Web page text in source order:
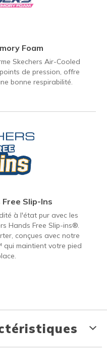
Foam
Skechers Air-Cooled
de pression, offre
bonne respirabilité.
Slip-Ins
à l'état pur avec les
Hands Free Slip-ins®.
conçues avec notre
qui maintient votre pied